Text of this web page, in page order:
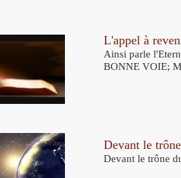
L'appel à
Ainsi parle
BONNE VOIE;
Devant le
Devant le trône